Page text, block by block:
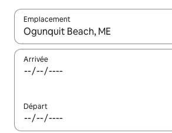
Emplacement
Quand les résultats sont affichés,
Arrivée
Départ